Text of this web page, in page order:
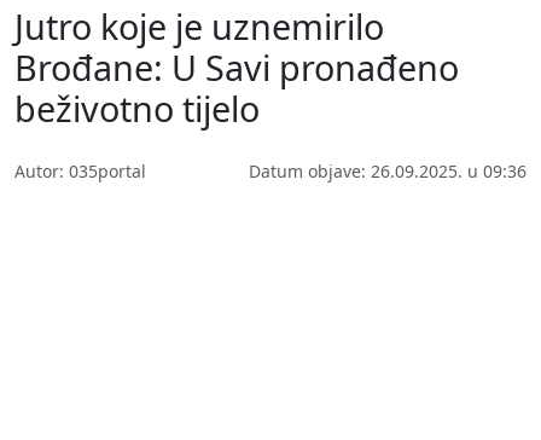
Jutro koje je uznemirilo
Brođane: U Savi pronađeno
beživotno tijelo
Autor: 035portal Datum objave: 26.09.2025. u 09:36